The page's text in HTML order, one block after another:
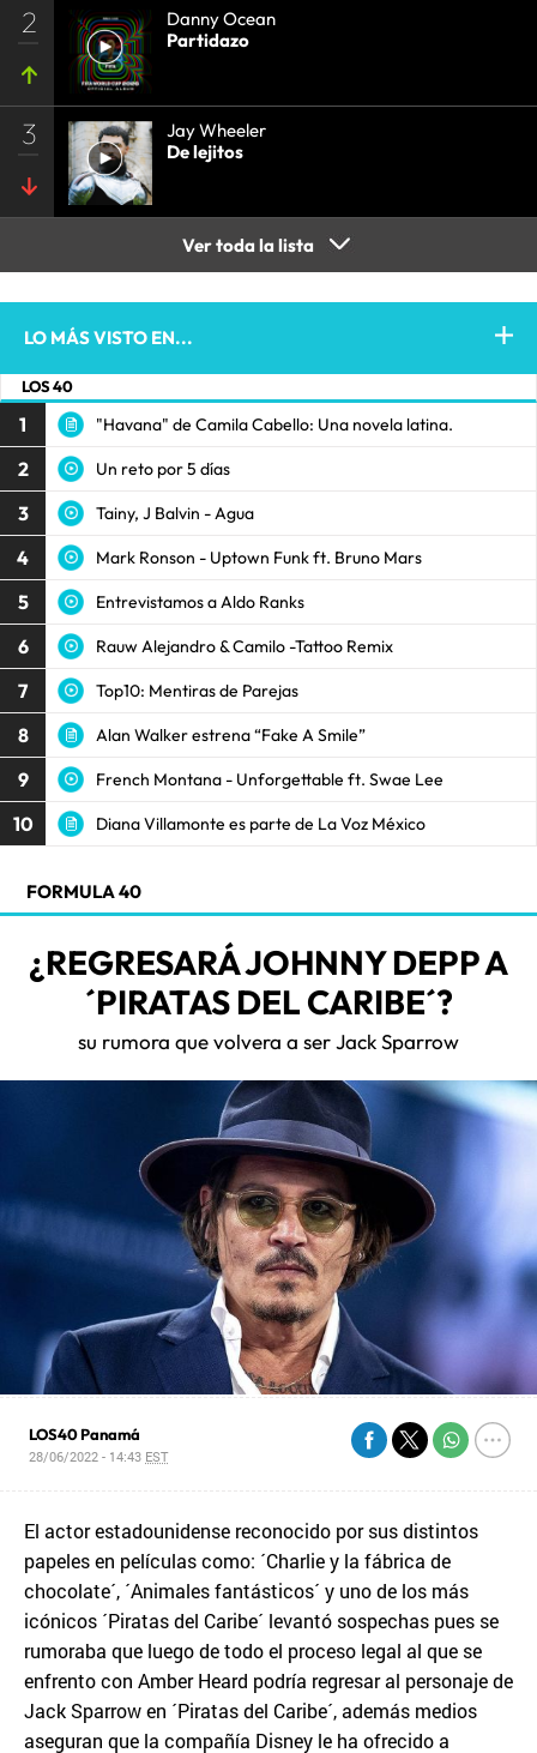
2
Danny Ocean
Partidazo
3
Jay Wheeler
De lejitos
Ver toda la lista
LO MÁS VISTO EN...
LOS 40
1 "Havana" de Camila Cabello: Una novela latina.
2 Un reto por 5 días
3 Tainy, J Balvin - Agua
4 Mark Ronson - Uptown Funk ft. Bruno Mars
5 Entrevistamos a Aldo Ranks
6 Rauw Alejandro & Camilo -Tattoo Remix
7 Top10: Mentiras de Parejas
8 Alan Walker estrena “Fake A Smile”
9 French Montana - Unforgettable ft. Swae Lee
10 Diana Villamonte es parte de La Voz México
FORMULA 40
¿REGRESARÁ JOHNNY DEPP A
´PIRATAS DEL CARIBE´?
su rumora que volvera a ser Jack Sparrow
LOS40 Panamá
28/06/2022 - 14:43 EST
El actor estadounidense reconocido por sus distintos
papeles en películas como: ´Charlie y la fábrica de
chocolate´, ´Animales fantásticos´ y uno de los más
icónicos ´Piratas del Caribe´ levantó sospechas pues se
rumoraba que luego de todo el proceso legal al que se
enfrento con Amber Heard podría regresar al personaje de
Jack Sparrow en ´Piratas del Caribe´, además medios
aseguran que la compañía Disney le ha ofrecido a